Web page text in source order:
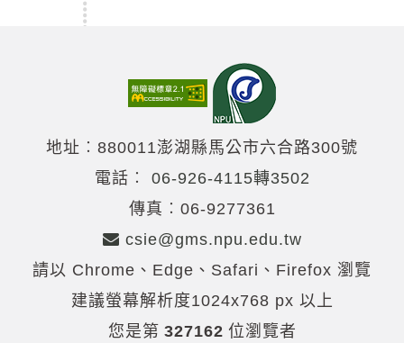
地址︰880011澎湖縣馬公市六合路300號
電話︰ 06-926-4115轉3502
傳真︰06-9277361
csie@gms.npu.edu.tw
請以 Chrome、Edge、Safari、Firefox 瀏覽
建議螢幕解析度1024x768 px 以上
您是第 327162 位瀏覽者